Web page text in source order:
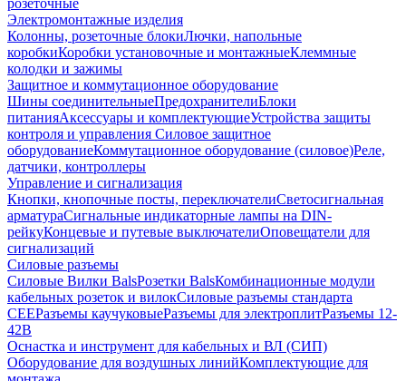
розеточные
Электромонтажные изделия
Колонны, розеточные блокиЛючки, напольные
коробкиКоробки установочные и монтажныеКлеммные
колодки и зажимы
Защитное и коммутационное оборудование
Шины соединительныеПредохранителиБлоки
питанияАксессуары и комплектующиеУстройства защиты
контроля и управления Силовое защитное
оборудованиеКоммутационное оборудование (силовое)Реле,
датчики, контроллеры
Управление и сигнализация
Кнопки, кнопочные посты, переключателиСветосигнальная
арматураСигнальные индикаторные лампы на DIN-
рейкуКонцевые и путевые выключателиОповещатели для
сигнализаций
Силовые разъемы
Силовые Вилки BalsРозетки BalsКомбинационные модули
кабельных розеток и вилокСиловые разъемы стандарта
CEEРазъемы каучуковыеРазъемы для электроплитРазъемы 12-
42В
Оснастка и инструмент для кабельных и ВЛ (СИП)
Оборудование для воздушных линийКомплектующие для